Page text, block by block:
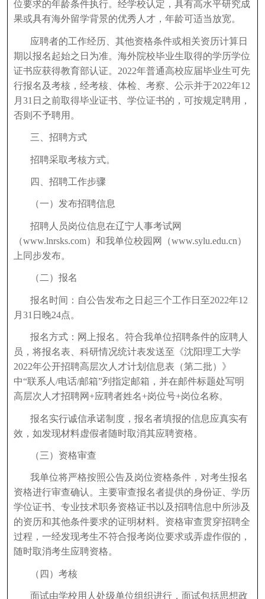
位要求的年龄条件执行。经学校认定，具有高水平研究成
果或具有海外留学背景的优秀人才，年龄可适当放宽。
应聘者的工作经历、其他资格条件或相关资历计算日
期以报名起始之日为准。海外院校毕业生取得的学历学位
证书应获得教育部认证。2022年普通高校应届毕业生可先
行报名及考核，经考核、体检、考察、公示并于2022年12
月31日之前取得毕业证书、学位证书的，可按规定聘用，
否则不予聘用。
三、招聘方式
招聘采取考核方式。
四、招聘工作步骤
（一）发布招聘信息
招聘人员岗位信息在辽宁人事考试网
（www.lnrsks.com）和我单位校园网（www.sylu.edu.cn）
上同步发布。
（二）报名
报名时间：自公告发布之日起三个工作日至2022年12
月31日晚24点。
报名方式：网上报名。符合我单位招聘条件的应聘人
员，将报名表、科研情况统计表发送至《沈阳理工大学
2022年公开招聘高层次人才计划信息表（第二批）》
中“联系人/电话/邮箱”列指定邮箱，并在邮件标题处写明
高层次人才招聘网+应聘者姓名+岗位号+岗位名称。
报名实行诚信承诺制度，报名者填报的信息应真实有
效，如发现材料虚假者随时取消其应聘资格。
（三）资格审查
我单位将严格按照公告及岗位资格条件，对考生报名
资格进行审查确认。主要审查报名者提供的身份证、学历
学位证书、专业技术职务资格证书以及招聘信息中所涉及
的资历和其他条件要求的证明材料。资格审查贯穿招聘全
过程，一经发现考生不符合报考岗位要求或弄虚作假的，
随时取消考生应聘资格。
（四）考核
面试由学校用人处级单位组织进行，面试包括思想政